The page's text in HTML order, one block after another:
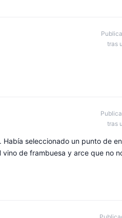
tras
tras
seleccionado un punto de
de frambuesa y arce que no